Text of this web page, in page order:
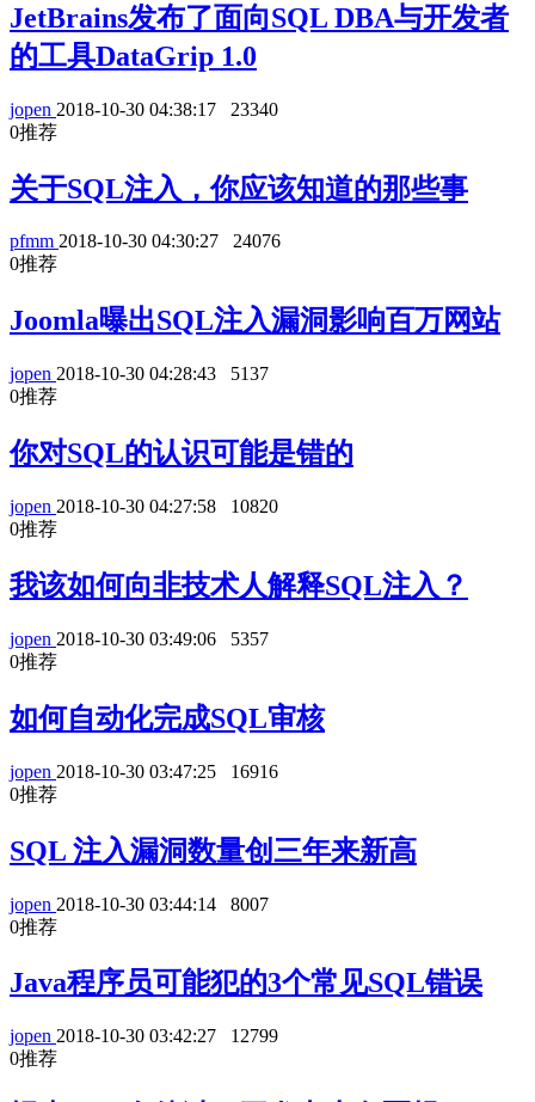
JetBrains发布了面向SQL DBA与开发者
的工具DataGrip 1.0
jopen 2018-10-30 04:38:17
23340
0推荐
关于SQL注入，你应该知道的那些事
pfmm 2018-10-30 04:30:27
24076
0推荐
Joomla曝出SQL注入漏洞影响百万网站
jopen 2018-10-30 04:28:43
5137
0推荐
你对SQL的认识可能是错的
jopen 2018-10-30 04:27:58
10820
0推荐
我该如何向非技术人解释SQL注入？
jopen 2018-10-30 03:49:06
5357
0推荐
如何自动化完成SQL审核
jopen 2018-10-30 03:47:25
16916
0推荐
SQL 注入漏洞数量创三年来新高
jopen 2018-10-30 03:44:14
8007
0推荐
Java程序员可能犯的3个常见SQL错误
jopen 2018-10-30 03:42:27
12799
0推荐